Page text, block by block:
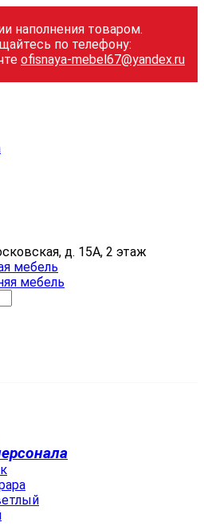
наполнения товаром.
по телефону:
ofisnaya-mebel67@yandex.ru
д. 15А, 2 этаж
мебель
мебель